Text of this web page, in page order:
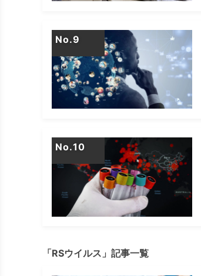
No.
No.
「RSウイルス」記事一覧